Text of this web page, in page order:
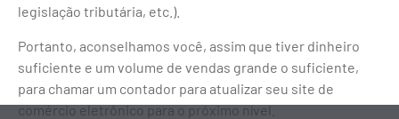
legislação tributária, etc.).
Portanto, aconselhamos você, assim que tiver dinheiro
suficiente e um volume de vendas grande o suficiente,
para chamar um contador para atualizar seu site de
comércio eletrônico para o próximo nível.